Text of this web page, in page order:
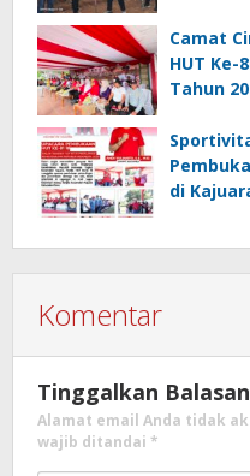
Camat
HUT Ke-
Tahun
di
Komentar
Tinggalkan Balasan
Alamat email Anda tidak
wajib ditandai *